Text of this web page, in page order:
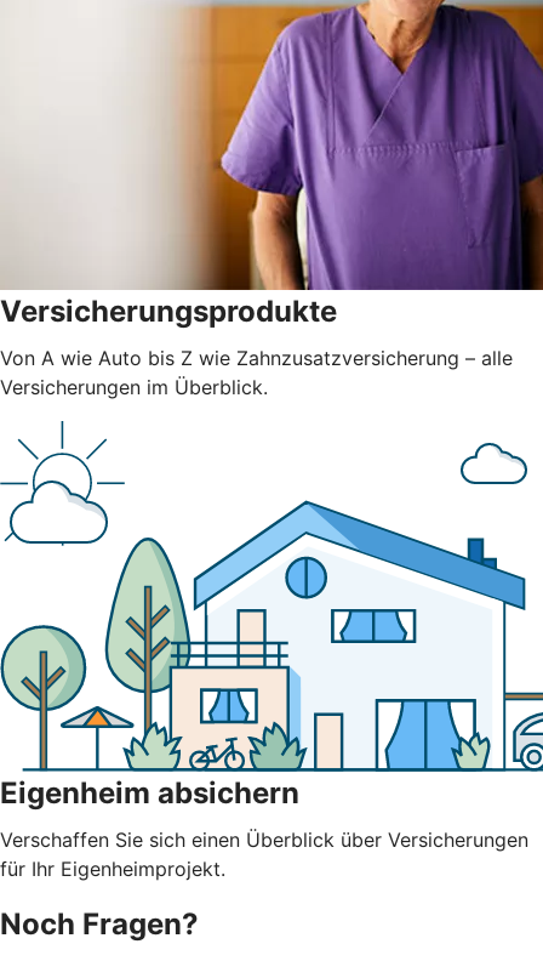
Versicherungsprodukte
Von A wie Auto bis Z wie Zahnzusatzversicherung – alle
Versicherungen im Überblick.
Eigenheim absichern
Verschaffen Sie sich einen Überblick über Versicherungen
für Ihr Eigenheimprojekt.
Noch Fragen?